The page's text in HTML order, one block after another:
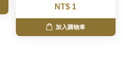
NT$ 1
加入購物車